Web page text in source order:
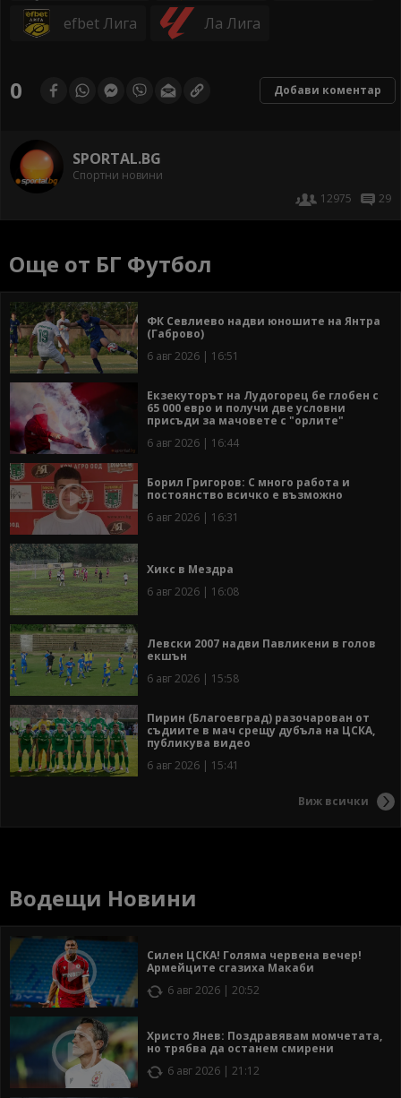
efbet Лига Ла Лига
0 Добави коментар
SPORTAL.BG
Спортни новини
12975
29
Още от БГ Футбол
ФК Севлиево надви юношите на Янтра
(Габрово)
6 авг 2026 | 16:51
Екзекуторът на Лудогорец бе глобен с
65 000 евро и получи две условни
присъди за мачовете с "орлите"
6 авг 2026 | 16:44
Борил Григоров: С много работа и
постоянство всичко е възможно
6 авг 2026 | 16:31
Хикс в Мездра
6 авг 2026 | 16:08
Левски 2007 надви Павликени в голов
екшън
6 авг 2026 | 15:58
Пирин (Благоевград) разочарован от
съдиите в мач срещу дубъла на ЦСКА,
публикува видео
6 авг 2026 | 15:41
Виж всички
Водещи Новини
Силен ЦСКА! Голяма червена вечер!
Армейците сгазиха Макаби
6 авг 2026 | 20:52
Христо Янев: Поздравявам момчетата,
но трябва да останем смирени
6 авг 2026 | 21:12